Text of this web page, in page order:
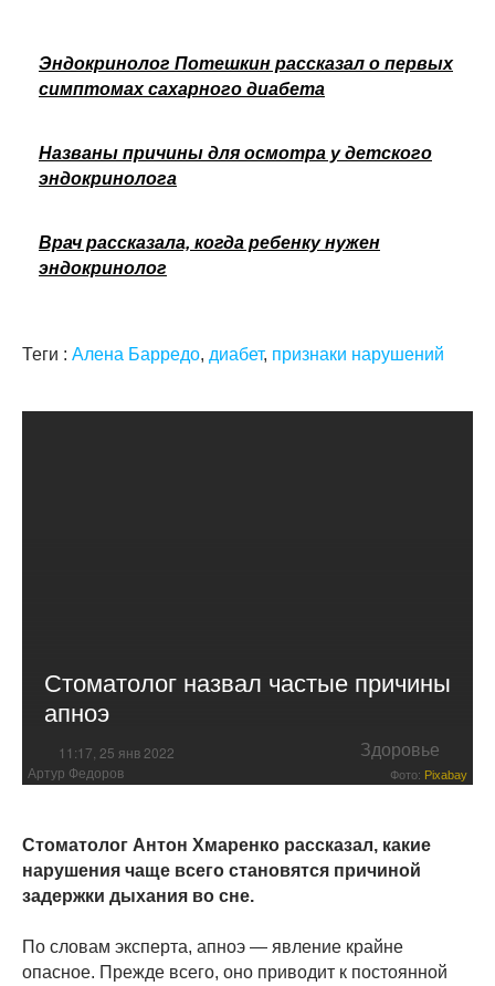
Эндокринолог Потешкин рассказал о первых
симптомах сахарного диабета
Названы причины для осмотра у детского
эндокринолога
Врач рассказала, когда ребенку нужен
эндокринолог
Теги : Алена Барредо, диабет, признаки нарушений
Стоматолог назвал частые причины
апноэ
11:17, 25 янв 2022 Здоровье
Артур Федоров Фото: Pixabay
Стоматолог Антон Хмаренко рассказал, какие
нарушения чаще всего становятся причиной
задержки дыхания во сне.
По словам эксперта, апноэ — явление крайне
опасное. Прежде всего, оно приводит к постоянной